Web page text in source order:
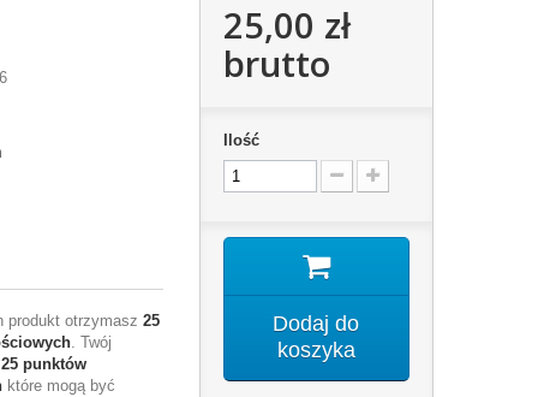
produkt otrzymasz 25
. Twój
25 punktów
które mogą być
25,00 zł
brutto
Ilość
Dodaj do
koszyka